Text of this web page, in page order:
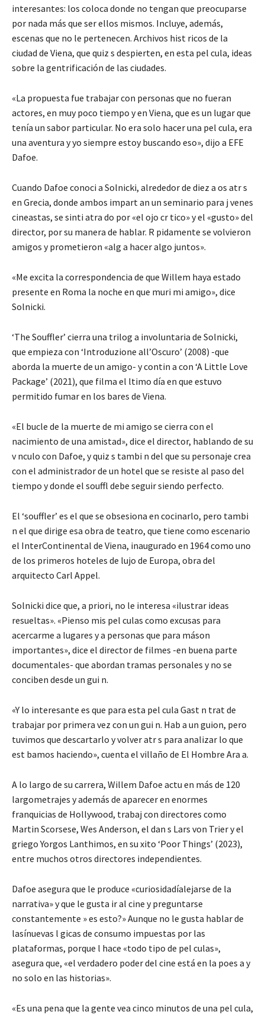
interesantes: los coloca donde no tengan que preocuparse
por nada más que ser ellos mismos. Incluye, además,
escenas que no le pertenecen. Archivos hist ricos de la
ciudad de Viena, que quiz s despierten, en esta pel cula, ideas
sobre la gentrificación de las ciudades.
«La propuesta fue trabajar con personas que no fueran
actores, en muy poco tiempo y en Viena, que es un lugar que
tenía un sabor particular. No era solo hacer una pel cula, era
una aventura y yo siempre estoy buscando eso», dijo a EFE
Dafoe.
Cuando Dafoe conoci a Solnicki, alrededor de diez a os atr s
en Grecia, donde ambos impart an un seminario para j venes
cineastas, se sinti atra do por «el ojo cr tico» y el «gusto» del
director, por su manera de hablar. R pidamente se volvieron
amigos y prometieron «alg a hacer algo juntos».
«Me excita la correspondencia de que Willem haya estado
presente en Roma la noche en que muri mi amigo», dice
Solnicki.
‘The Souffler’ cierra una trilog a involuntaria de Solnicki,
que empieza con ‘Introduzione all’Oscuro’ (2008) -que
aborda la muerte de un amigo- y contin a con ‘A Little Love
Package’ (2021), que filma el ltimo día en que estuvo
permitido fumar en los bares de Viena.
«El bucle de la muerte de mi amigo se cierra con el
nacimiento de una amistad», dice el director, hablando de su
v nculo con Dafoe, y quiz s tambi n del que su personaje crea
con el administrador de un hotel que se resiste al paso del
tiempo y donde el souffl debe seguir siendo perfecto.
El ‘souffler’ es el que se obsesiona en cocinarlo, pero tambi
n el que dirige esa obra de teatro, que tiene como escenario
el InterContinental de Viena, inaugurado en 1964 como uno
de los primeros hoteles de lujo de Europa, obra del
arquitecto Carl Appel.
Solnicki dice que, a priori, no le interesa «ilustrar ideas
resueltas». «Pienso mis pel culas como excusas para
acercarme a lugares y a personas que para máson
importantes», dice el director de filmes -en buena parte
documentales- que abordan tramas personales y no se
conciben desde un gui n.
«Y lo interesante es que para esta pel cula Gast n trat de
trabajar por primera vez con un gui n. Hab a un guion, pero
tuvimos que descartarlo y volver atr s para analizar lo que
est bamos haciendo», cuenta el villaño de El Hombre Ara a.
A lo largo de su carrera, Willem Dafoe actu en más de 120
largometrajes y además de aparecer en enormes
franquicias de Hollywood, trabaj con directores como
Martin Scorsese, Wes Anderson, el dan s Lars von Trier y el
griego Yorgos Lanthimos, en su xito ‘Poor Things’ (2023),
entre muchos otros directores independientes.
Dafoe asegura que le produce «curiosidadíalejarse de la
narrativa» y que le gusta ir al cine y preguntarse
constantemente » es esto?» Aunque no le gusta hablar de
lasínuevas l gicas de consumo impuestas por las
plataformas, porque l hace «todo tipo de pel culas»,
asegura que, «el verdadero poder del cine está en la poes a y
no solo en las historias».
«Es una pena que la gente vea cinco minutos de una pel cula,